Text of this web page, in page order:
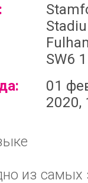
SW6
01
2020,
из самых